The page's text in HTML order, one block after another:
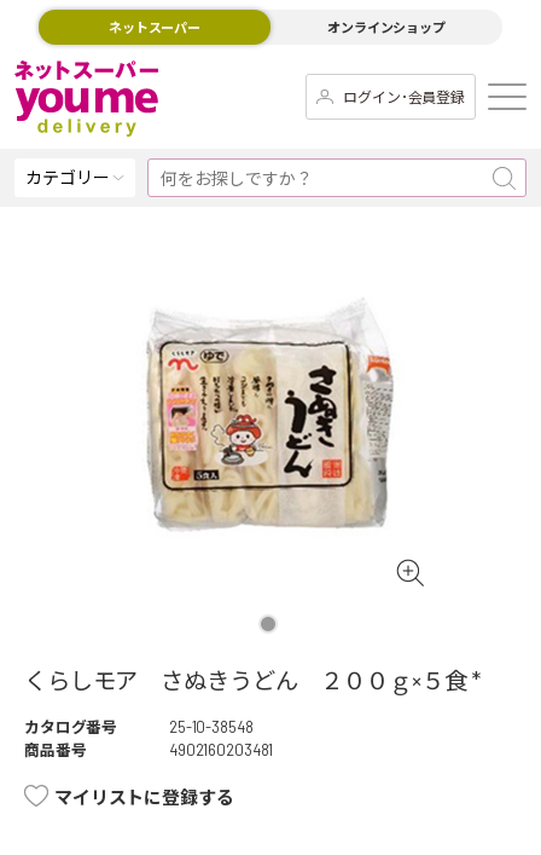
ネットスーパー オンラインショップ
ログイン･会員登録
カテゴリー
くらしモア さぬきうどん ２００ｇ×５食 *
カタログ番号
25-10-38548
商品番号
4902160203481
マイリストに登録する